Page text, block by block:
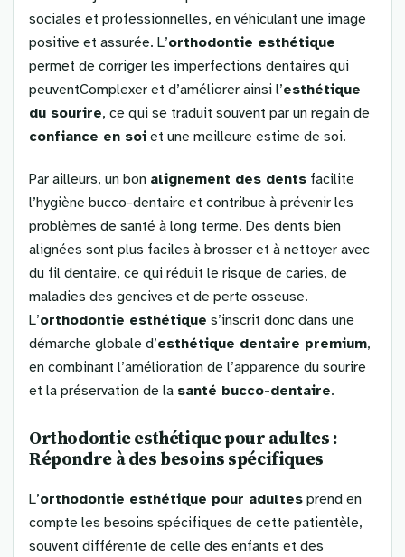
sociales et professionnelles, en véhiculant une image
positive et assurée. L’orthodontie esthétique
permet de corriger les imperfections dentaires qui
peuventComplexer et d’améliorer ainsi l’esthétique
du sourire, ce qui se traduit souvent par un regain de
confiance en soi et une meilleure estime de soi.
Par ailleurs, un bon alignement des dents facilite
l’hygiène bucco-dentaire et contribue à prévenir les
problèmes de santé à long terme. Des dents bien
alignées sont plus faciles à brosser et à nettoyer avec
du fil dentaire, ce qui réduit le risque de caries, de
maladies des gencives et de perte osseuse.
L’orthodontie esthétique s’inscrit donc dans une
démarche globale d’esthétique dentaire premium,
en combinant l’amélioration de l’apparence du sourire
et la préservation de la santé bucco-dentaire.
Orthodontie esthétique pour adultes :
Répondre à des besoins spécifiques
L’orthodontie esthétique pour adultes prend en
compte les besoins spécifiques de cette patientèle,
souvent différente de celle des enfants et des